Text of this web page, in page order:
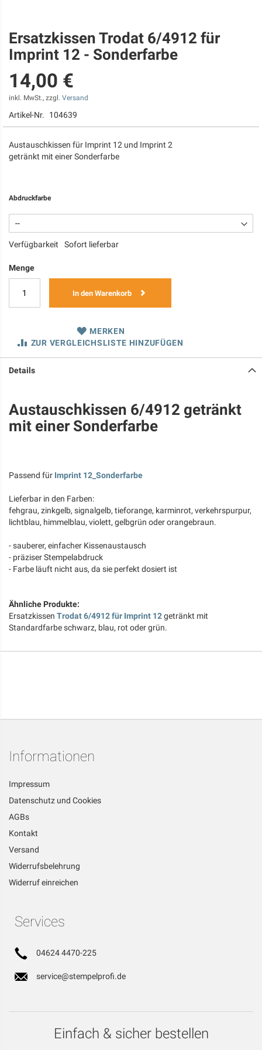
Zum
Anfang
der
springen
Ersatzkissen Trodat 6/4912 für
Imprint 12 - Sonderfarbe
14,00 €
inkl. MwSt., zzgl. Versand
Artikel-Nr. 104639
Austauschkissen für Imprint 12 und Imprint 2
getränkt mit einer Sonderfarbe
Abdruckfarbe
Verfügbarkeit Sofort lieferbar
Menge
In den Warenkorb
MERKEN
ZUR VERGLEICHSLISTE HINZUFÜGEN
Details
Austauschkissen 6/4912 getränkt
mit einer Sonderfarbe
Passend für Imprint 12_Sonderfarbe
Lieferbar in den Farben:
fehgrau, zinkgelb, signalgelb, tieforange, karminrot, verkehrspurpur,
lichtblau, himmelblau, violett, gelbgrün oder orangebraun.
- sauberer, einfacher Kissenaustausch
- präziser Stempelabdruck
- Farbe läuft nicht aus, da sie perfekt dosiert ist
Ähnliche Produkte:
Ersatzkissen Trodat 6/4912 für Imprint 12getränkt mit
Standardfarbe schwarz, blau, rot oder grün.
Informationen
Impressum
Datenschutz und Cookies
AGBs
Kontakt
Versand
Widerrufsbelehrung
Widerruf einreichen
Services
04624 4470-225
service@stempelprofi.de
Einfach & sicher bestellen